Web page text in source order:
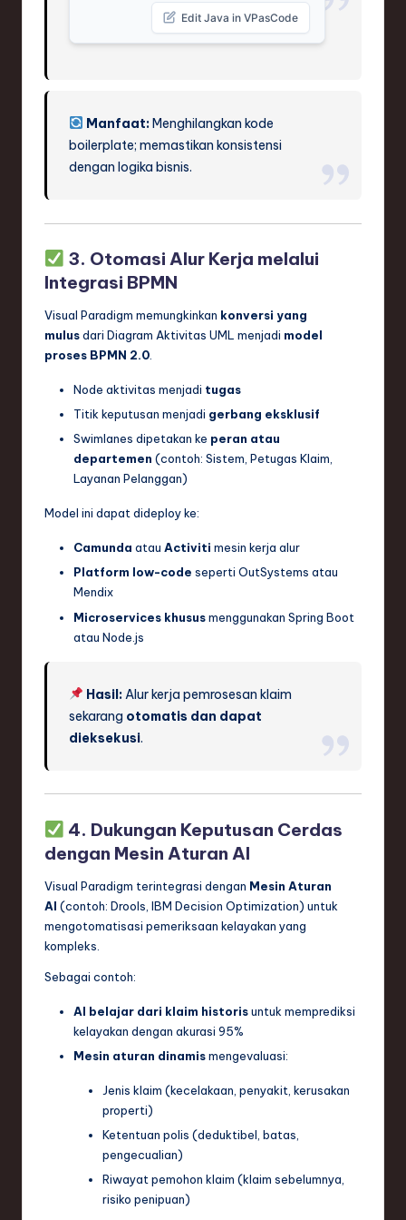
Edit Java in VPasCode
Manfaat:Menghilangkan kode
boilerplate; memastikan konsistensi
dengan logika bisnis.
3. Otomasi Alur Kerja melalui
Integrasi BPMN
Visual Paradigm memungkinkan konversi yang
mulusdari Diagram Aktivitas UML menjadi model
proses BPMN 2.0
Node aktivitas menjadi tugas
Titik keputusan menjadi gerbang eksklusif
Swimlanes dipetakan ke peran atau
departemen (contoh: Sistem, Petugas Klaim,
Layanan Pelanggan)
Model ini dapat dideploy ke:
Camunda atau Activiti mesin kerja alur
Platform low-code seperti OutSystems atau
Mendix
Microservices khususmenggunakan Spring Boot
atau Node.js
Hasil: Alur kerja pemrosesan klaim
sekarang otomatis dan dapat
dieksekusi.
4. Dukungan Keputusan Cerdas
dengan Mesin Aturan AI
Visual Paradigm terintegrasi dengan Mesin Aturan
AI (contoh: Drools, IBM Decision Optimization) untuk
mengotomatisasi pemeriksaan kelayakan yang
kompleks.
Sebagai contoh:
AI belajar dari klaim historisuntuk memprediksi
kelayakan dengan akurasi 95%
Mesin aturan dinamismengevaluasi:
Jenis klaim (kecelakaan, penyakit, kerusakan
properti)
Ketentuan polis (deduktibel, batas,
pengecualian)
Riwayat pemohon klaim (klaim sebelumnya,
risiko penipuan)